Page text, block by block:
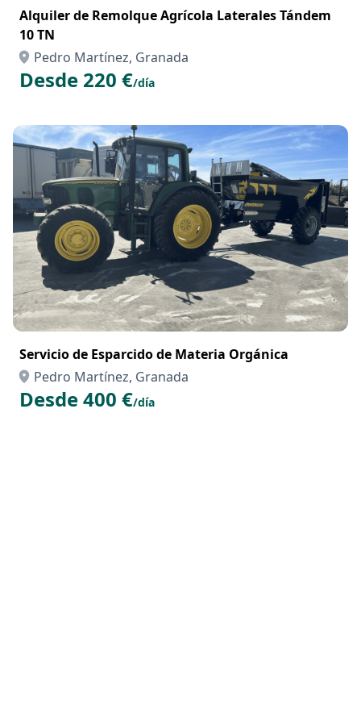
Alquiler de Remolque Agrícola Laterales Tándem
10 TN
Pedro Martínez, Granada
Desde 220 €/día
Servicio de Esparcido de Materia Orgánica
Pedro Martínez, Granada
Desde 400 €/día